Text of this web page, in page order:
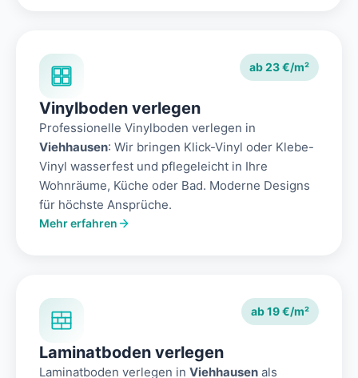
ab 23 €/m²
Vinylboden verlegen
Professionelle Vinylboden verlegen in
Viehhausen: Wir bringen Klick-Vinyl oder Klebe-
Vinyl wasserfest und pflegeleicht in Ihre
Wohnräume, Küche oder Bad. Moderne Designs
für höchste Ansprüche.
Mehr erfahren
ab 19 €/m²
Laminatboden verlegen
Laminatboden verlegen in Viehhausen als